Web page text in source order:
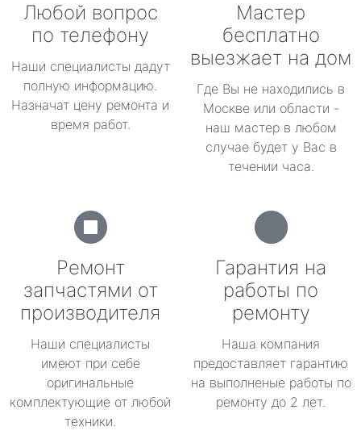
Любой вопрос
по телефону
Наши специалисты дадут
полную информацию.
Назначат цену ремонта и
время работ.
Мастер
бесплатно
выезжает на дом
Где Вы не находились в
Москве или области -
наш мастер в любом
случае будет у Вас в
течении часа.
Ремонт
запчастями от
производителя
Наши специалисты
имеют при себе
оригинальные
комплектующие от любой
техники.
Гарантия на
работы по
ремонту
Наша компания
предоставляет гарантию
на выполненые работы по
ремонту до 2 лет.